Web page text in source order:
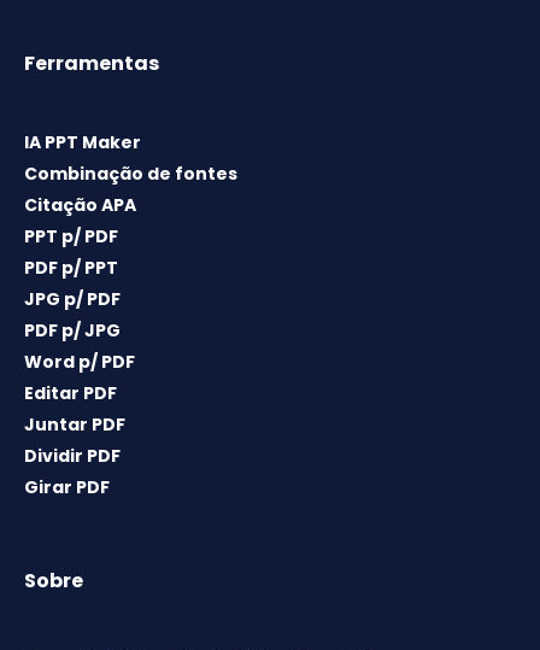
Ferramentas
IA PPT Maker
Combinação de fontes
Citação APA
PPT p/ PDF
PDF p/ PPT
JPG p/ PDF
PDF p/ JPG
Word p/ PDF
Editar PDF
Juntar PDF
Dividir PDF
Girar PDF
Sobre